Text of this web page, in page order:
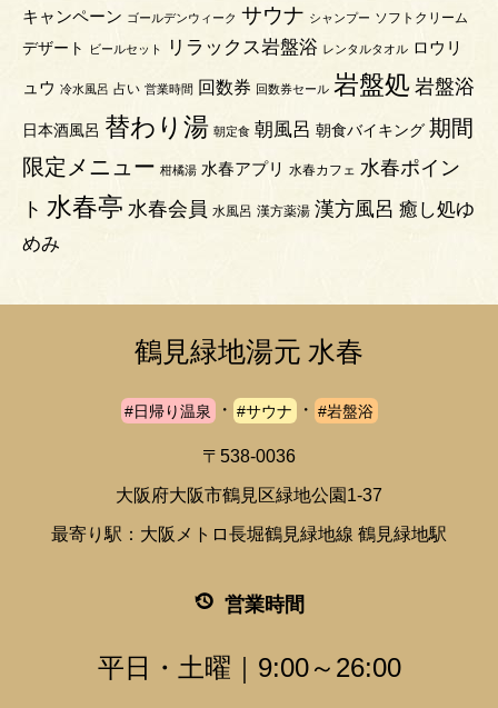
キャンペーン ゴールデンウィーク サウナ シャンプー ソフトクリーム
デザート ビールセット リラックス岩盤浴 レンタルタオル ロウリ
ュウ 冷水風呂 占い 営業時間 回数券 回数券セール 岩盤処 岩盤浴
日本酒風呂 替わり湯 朝定食 朝風呂 朝食バイキング 期間
限定メニュー 柑橘湯 水春アプリ 水春カフェ 水春ポイン
ト 水春亭 水春会員 水風呂 漢方薬湯 漢方風呂 癒し処ゆ
めみ
鶴見緑地湯元 水春
#日帰り温泉 ・ #サウナ ・ #岩盤浴
〒538-0036
大阪府大阪市鶴見区緑地公園1-37
最寄り駅：大阪メトロ長堀鶴見緑地線 鶴見緑地駅
営業時間
平日・土曜｜9:00～26:00